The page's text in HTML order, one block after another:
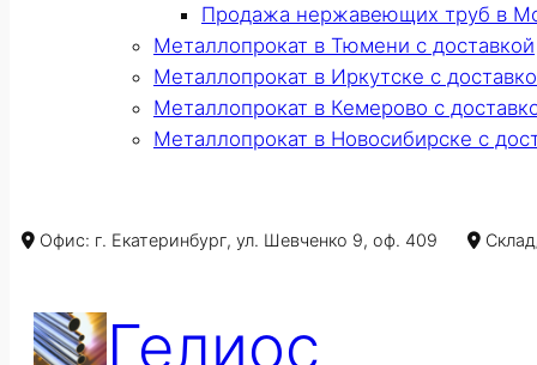
Продажа нержавеющих труб в
Металлопрокат в Тюмени с доставкой
Металлопрокат в Иркутске с
Металлопрокат в Кемерово с
Металлопрокат в Новосибирске с
Офис: г. Екатеринбург, ул. Шевченко 9, оф. 409
Гелиос